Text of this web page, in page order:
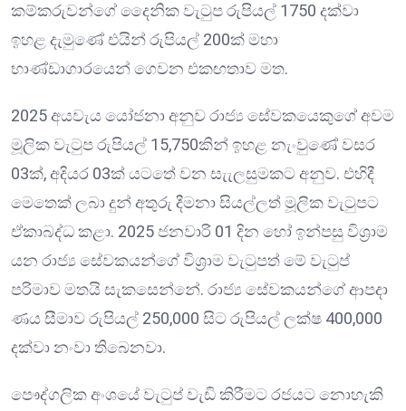
කම්කරුවන්ගේ දෛනික වැටුප රුපියල් 1750 දක්වා
ඉහළ දැමුණේ එයින් රුපියල් 200ක් මහා
භාණ්ඩාගාරයෙන් ගෙවන එකඟතාව මත.
2025 අයවැය යෝජනා අනුව රාජ්‍ය සේවකයෙකුගේ අවම
මූලික වැටුප රුපියල් 15,750කින් ඉහළ නැංවුණේ වසර
03ක්, අදියර 03ක් යටතේ වන සැැලසුමකට අනුව. එහිදී
මෙතෙක් ලබා දුන් අතුරු දීමනා සියල්ලත් මූලික වැටුපට
ඒකාබද්ධ කළා. 2025 ජනවාරි 01 දින හෝ ඉන්පසු විශ්‍රාම
යන රාජ්‍ය සේවකයන්ගේ විශ්‍රාම වැටුපත් මේ වැටුප්
පරිමාව මතයි සැකසෙන්නේ. රාජ්‍ය සේවකයන්ගේ ආපදා
ණය සීමාව රුපියල් 250,000 සිට රුපියල් ලක්ෂ 400,000
දක්වා නංවා තිබෙනවා.
පෞද්ගලික අංශයේ වැටුප් වැඩි කිරීමට රජයට නොහැකි